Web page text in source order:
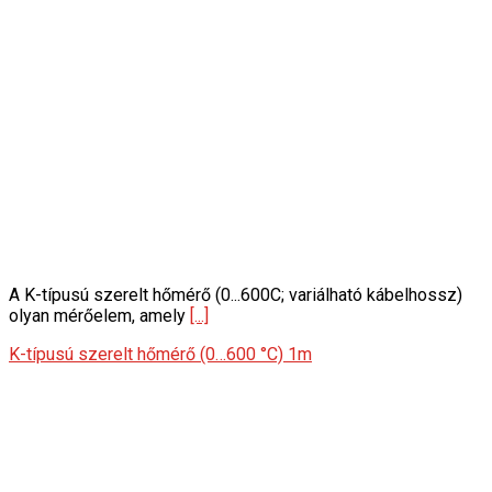
A K-típusú szerelt hőmérő (0...600C; variálható kábelhossz)
olyan mérőelem, amely [...]
K-típusú szerelt hőmérő (0…600 °C) 1m